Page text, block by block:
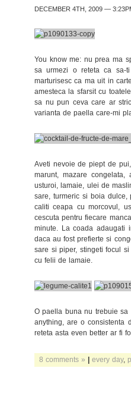
DECEMBER 4TH, 2009 —
You know me: nu prea ma
sa urmezi o reteta ca sa-
marturisesc ca ma uit in
amesteca la sfarsit cu
sa nu pun ceva care ar
varianta de paella care-mi
Aveti nevoie de piept de
marunt, mazare
usturoi, lamaie, ulei de
sare, turmeric si boia dulce,
caliti ceapa cu morcovul,
cescuta pentru fiecare
minute. La coada adaugati
daca au fost prefierte si
sare si piper, stingeti focul
cu felii de lamaie.
O paella buna nu trebuie
anything, are o consistenta
reteta asta even better ar fi
8 comments » | every day,